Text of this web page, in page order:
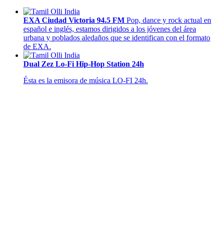
EXA Ciudad Victoria 94.5 FM Pop, dance y rock actual en
español e inglés, estamos dirigidos a los jóvenes del área
urbana y poblados aledaños que se identifican con el formato
de EXA.
Dual Zez Lo-Fi Hip-Hop Station 24h
Ésta es la emisora de música LO-FI 24h.